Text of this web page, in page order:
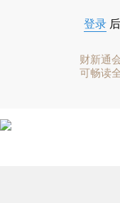
登录
财新通
可畅读